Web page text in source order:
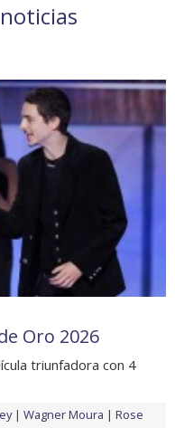
Oro 2026
triunfadora con 4
Wagner Moura
Rose